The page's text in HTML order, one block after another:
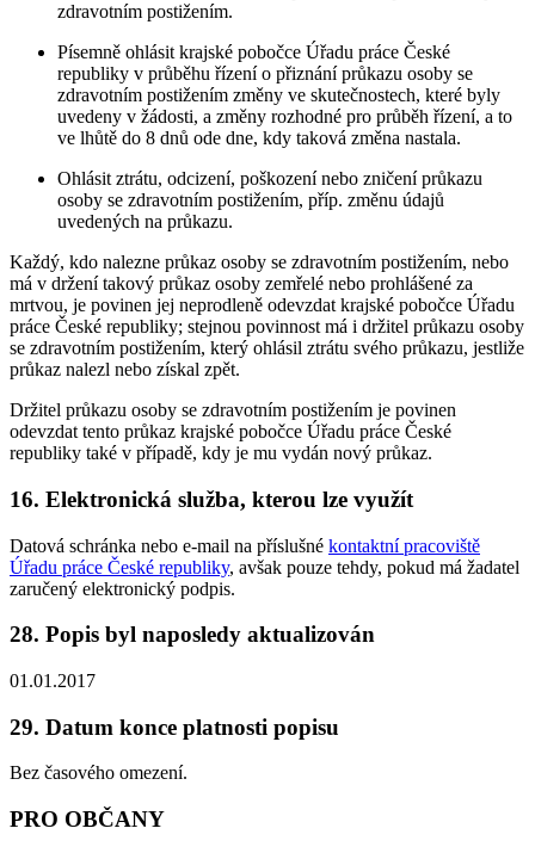
zdravotním postižením.
Písemně ohlásit krajské pobočce Úřadu práce České
republiky v průběhu řízení o přiznání průkazu osoby se
zdravotním postižením změny ve skutečnostech, které byly
uvedeny v žádosti, a změny rozhodné pro průběh řízení, a to
ve lhůtě do 8 dnů ode dne, kdy taková změna nastala.
Ohlásit ztrátu, odcizení, poškození nebo zničení průkazu
osoby se zdravotním postižením, příp. změnu údajů
uvedených na průkazu.
Každý, kdo nalezne průkaz osoby se zdravotním postižením, nebo
má v držení takový průkaz osoby zemřelé nebo prohlášené za
mrtvou, je povinen jej neprodleně odevzdat krajské pobočce Úřadu
práce České republiky; stejnou povinnost má i držitel průkazu osoby
se zdravotním postižením, který ohlásil ztrátu svého průkazu, jestliže
průkaz nalezl nebo získal zpět.
Držitel průkazu osoby se zdravotním postižením je povinen
odevzdat tento průkaz krajské pobočce Úřadu práce České
republiky také v případě, kdy je mu vydán nový průkaz.
16. Elektronická služba, kterou lze využít
Datová schránka nebo e-mail na příslušné kontaktní pracoviště
Úřadu práce České republiky, avšak pouze tehdy, pokud má žadatel
zaručený elektronický podpis.
28. Popis byl naposledy aktualizován
01.01.2017
29. Datum konce platnosti popisu
Bez časového omezení.
PRO OBČANY